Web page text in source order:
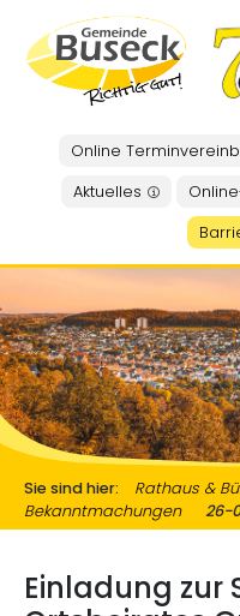
Online
Aktuelles
Sie sind hier: Rathaus &
Bekanntmachungen
26-
Einladung zur